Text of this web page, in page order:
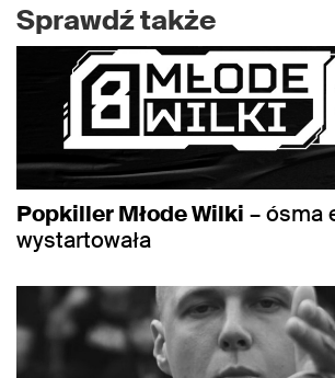
Sprawdź także
Popkiller Młode Wilki – ósma
wystartowała